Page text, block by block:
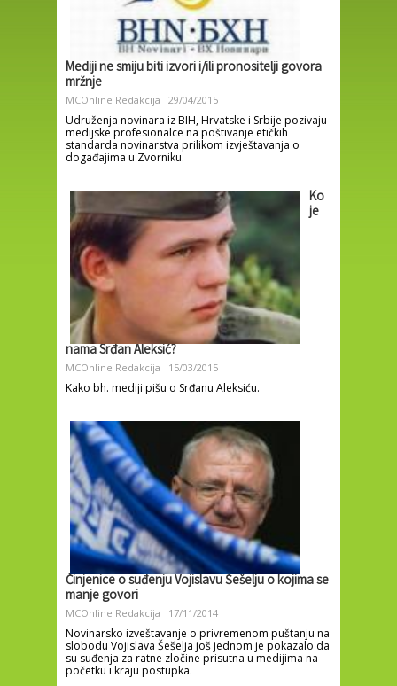
Mediji ne smiju biti izvori i/ili pronositelji govora
mržnje
MCOnline Redakcija 29/04/2015
Udruženja novinara iz BIH, Hrvatske i Srbije pozivaju
medijske profesionalce na poštivanje etičkih
standarda novinarstva prilikom izvještavanja o
događajima u Zvorniku.
Ko
je
nama Srđan Aleksić?
MCOnline Redakcija 15/03/2015
Kako bh. mediji pišu o Srđanu Aleksiću.
Činjenice o suđenju Vojislavu Šešelju o kojima se
manje govori
MCOnline Redakcija 17/11/2014
Novinarsko izveštavanje o privremenom puštanju na
slobodu Vojislava Šešelja još jednom je pokazalo da
su suđenja za ratne zločine prisutna u medijima na
početku i kraju postupka.